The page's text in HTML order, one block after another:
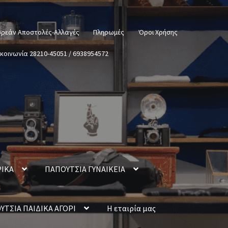
Αποστολές-Αλλαγές Πληρωμές Όροι Χρήσης
28210-45051 / 6938954572
ΠΑΠΟΥΤΣΙΑ ΓΥΝΑΙΚΕΙΑ
ΠΑΙΔΙΚΑ ΑΓΟΡΙ Η εταιρία μας